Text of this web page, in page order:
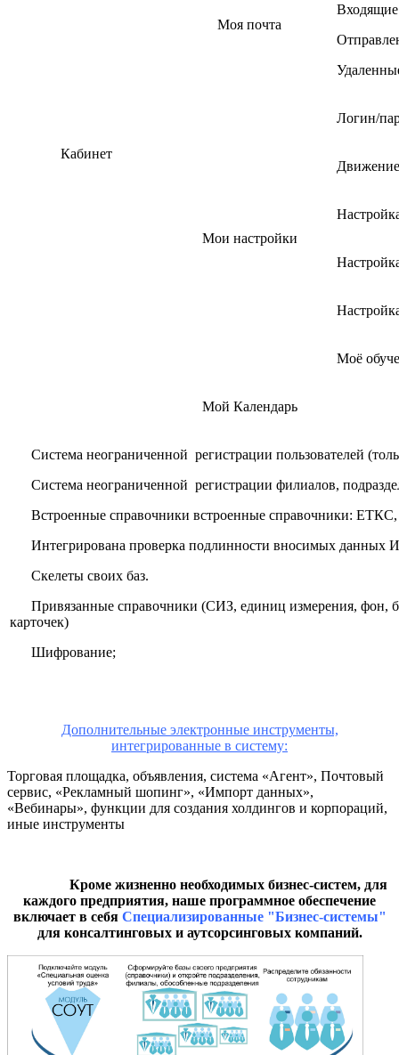
Кабинет
Моя почта
Входящие
Мои настройки
Логин/
Моё
Мой Календарь
Система неограниченной регистрации пользователей
Система неограниченной регистрации филиалов,
Встроенные справочники встроенные справочники:
Интегрирована проверка подлинности вносимых
Скелеты своих баз.
Привязанные справочники (СИЗ, единиц измерения, фон,
карточек)
Шифрование;
Дополнительные электронные инструменты,
интегрированные в систему:
Торговая площадка, объявления, система «Агент», Почтовый
сервис, «Рекламный шопинг», «Импорт данных»,
«Вебинары», функции для создания холдингов и корпораций,
иные инструменты
Кроме жизненно необходимых бизнес-систем, для
каждого предприятия, наше программное обеспечение
включает в себя Специализированные "Бизнес-системы"
для консалтинговых и аутсорсинговых компаний.